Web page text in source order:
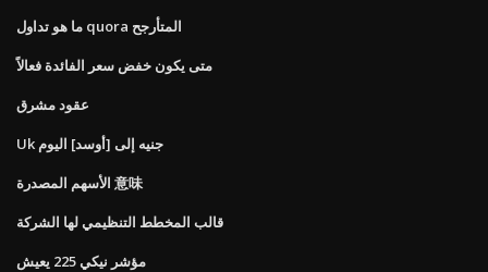
ما هو تداول quora المتأرجح
متى يكون خفض سعر الفائدة فعالاً
عقود مشرق
Uk جنيه إلى [أوسد] اليوم
الأسهم المصدرة 意味
قالب المخطط التنظيمي لها الشركة
مؤشر نيكي 225 يعيش